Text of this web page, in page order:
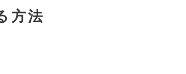
方法